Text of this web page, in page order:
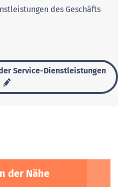
des Geschäfts
Service-Dienstleistungen
der Nähe